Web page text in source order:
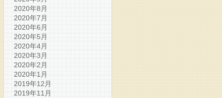
2020年8月
2020年7月
2020年6月
2020年5月
2020年4月
2020年3月
2020年2月
2020年1月
2019年12月
2019年11月